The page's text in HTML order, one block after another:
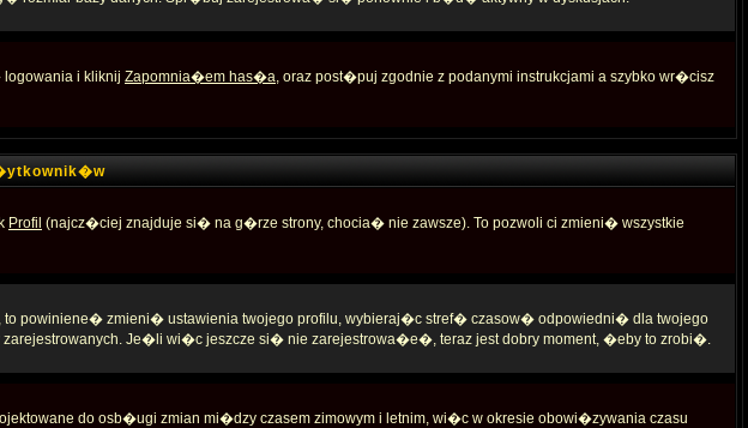
i kliknij Zapomnia�em has�a, oraz post�puj zgodnie z podanymi instrukcjami a szybko wr�cisz
Profil (najcz�ciej znajduje si� na g�rze strony, chocia� nie zawsze). To pozwoli ci zmieni� wszystkie
powiniene� zmieni� ustawienia twojego profilu, wybieraj�c stref� czasow� odpowiedni� dla twojego
Je�li wi�c jeszcze si� nie zarejestrowa�e�, teraz jest dobry moment, �eby to zrobi�.
do osb�ugi zmian mi�dzy czasem zimowym i letnim, wi�c w okresie obowi�zywania czasu